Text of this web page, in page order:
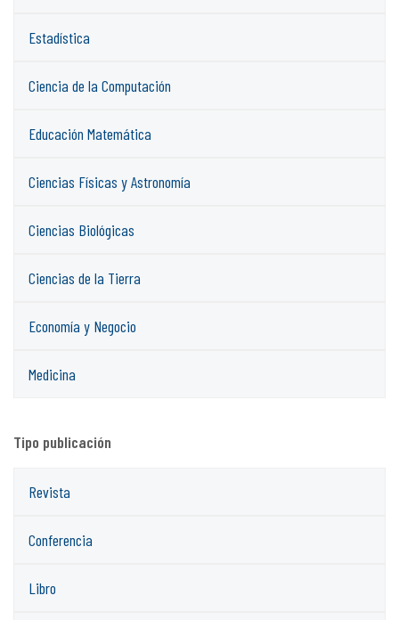
Estadística
Ciencia de la Computación
Educación Matemática
Ciencias Físicas y Astronomía
Ciencias Biológicas
Ciencias de la Tierra
Economía y Negocio
Medicina
Tipo publicación
Revista
Conferencia
Libro